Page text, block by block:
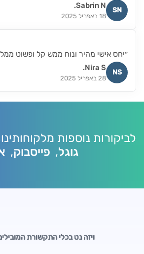
SN
Sabrin N.
18 באפריל 2025
״יחס אישי מהיר ונוח ממש קל ופשוט
NS
Nira S.
28 באפריל 2025
לביקורות נוספות
גוגל, פייסבוק,
ויזה נט בכלי התקשורת